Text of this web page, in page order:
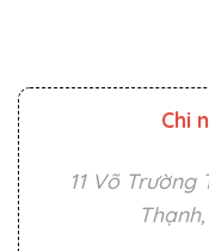
Chi
11 Võ Trường